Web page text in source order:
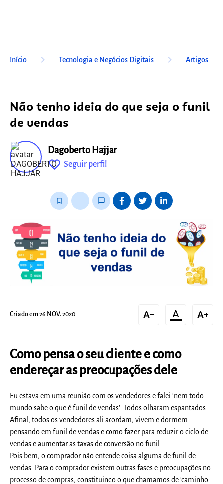
Início keyboard_arrow_right Tecnologia e Negócios Digitais keyboard_arrow_right Artigos
Não tenho ideia do que seja o funil
de vendas
Dagoberto Hajjar
favorite_outline Seguir perfil
bookmark_border chat_bubble_outline
Criado em 26 NOV. 2020 text_decrease format_color_text text_increase
Como pensa o seu cliente e como
endereçar as preocupações dele
Eu estava em uma reunião com os vendedores e falei 'nem todo
mundo sabe o que é funil de vendas'. Todos olharam espantados.
Afinal, todos os vendedores ali acordam, vivem e dormem
pensando em funil de vendas e como fazer para reduzir o ciclo de
vendas e aumentar as taxas de conversão no funil.
Pois bem, o comprador não entende coisa alguma de funil de
vendas. Para o comprador existem outras fases e preocupações no
processo de compras, constituindo o que chamamos de 'caminho